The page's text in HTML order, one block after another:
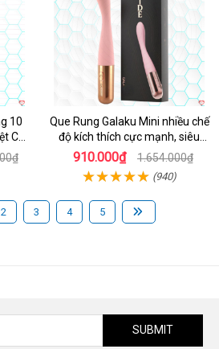
10
Cao
Que Rung Galaku Mini nhiều chế
độ kích thích cực mạnh, siêu
sướng
910.000₫ 1.654.000₫
(940)
2 3 4 5
SUBMIT